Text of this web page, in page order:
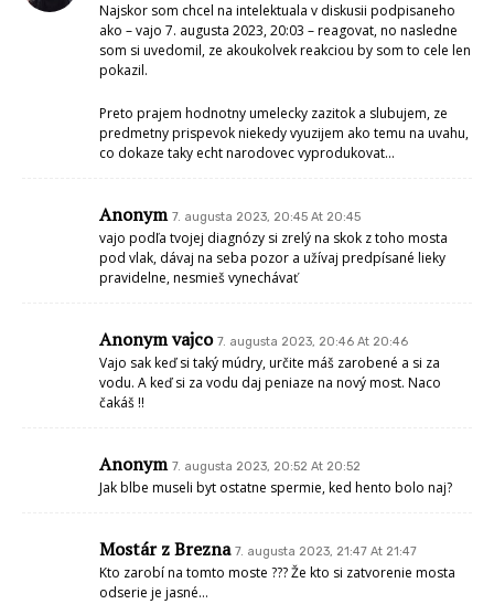
Najskor som chcel na intelektuala v diskusii podpisaneho
ako – vajo 7. augusta 2023, 20:03 – reagovat, no nasledne
som si uvedomil, ze akoukolvek reakciou by som to cele len
pokazil.
Preto prajem hodnotny umelecky zazitok a slubujem, ze
predmetny prispevok niekedy vyuzijem ako temu na uvahu,
co dokaze taky echt narodovec vyprodukovat…
Anonym 7. augusta 2023, 20:45 At 20:45
vajo podľa tvojej diagnózy si zrelý na skok z toho mosta
pod vlak, dávaj na seba pozor a užívaj predpísané lieky
pravidelne, nesmieš vynechávať
Anonym vajco 7. augusta 2023, 20:46 At 20:46
Vajo sak keď si taký múdry, určite máš zarobené a si za
vodu. A keď si za vodu daj peniaze na nový most. Naco
čakáš !!
Anonym 7. augusta 2023, 20:52 At 20:52
Jak blbe museli byt ostatne spermie, ked hento bolo naj?
Mostár z Brezna 7. augusta 2023, 21:47 At 21:47
Kto zarobí na tomto moste ??? Že kto si zatvorenie mosta
odserie je jasné…